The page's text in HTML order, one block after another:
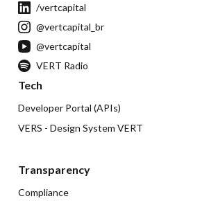
/vertcapital
@vertcapital_br
@vertcapital
VERT Radio
Tech
Developer Portal (APIs)
VERS - Design System VERT
Transparency
Compliance